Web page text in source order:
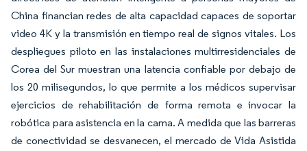
China financian redes de alta capacidad capaces de soportar
video 4K y la transmisión en tiempo real de signos vitales. Los
despliegues piloto en las instalaciones multirresidenciales de
Corea del Sur muestran una latencia confiable por debajo de
los 20 milisegundos, lo que permite a los médicos supervisar
ejercicios de rehabilitación de forma remota e invocar la
robótica para asistencia en la cama. A medida que las barreras
de conectividad se desvanecen, el mercado de Vida Asistida